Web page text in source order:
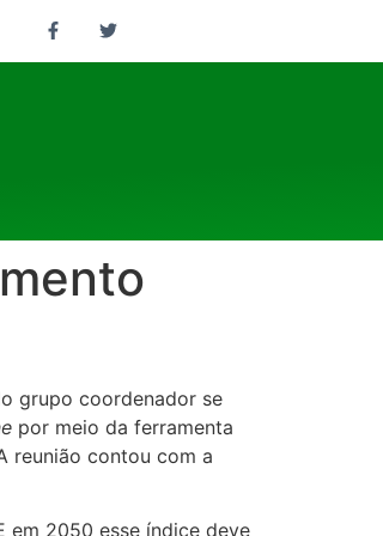
grupo coordenador se
por meio da ferramenta
reunião contou com a
em 2050 esse índice deve